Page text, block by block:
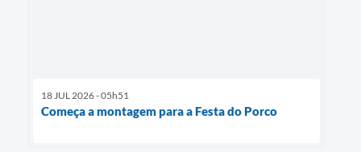
18 JUL 2026 - 05h51
Começa a montagem para a Festa do Porco